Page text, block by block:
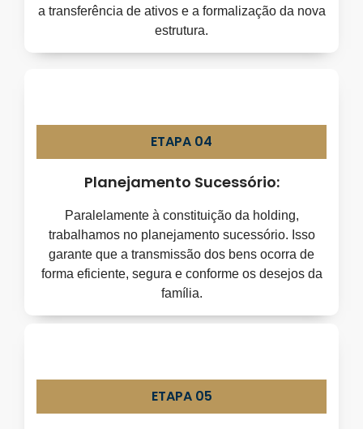
a transferência de ativos e a formalização da nova
estrutura.
ETAPA 04
Planejamento Sucessório:
Paralelamente à constituição da holding,
trabalhamos no planejamento sucessório. Isso
garante que a transmissão dos bens ocorra de
forma eficiente, segura e conforme os desejos da
família.
ETAPA 05